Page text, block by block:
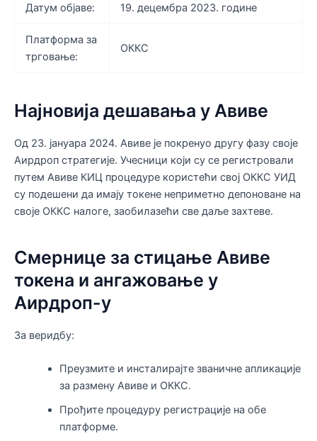
Датум објаве: 19. децембра 2023. године
Платформа за
трговање:
ОККС
Најновија дешавања у Авиве
Од 23. јануара 2024. Авиве је покренуо другу фазу своје
Аирдроп стратегије. Учесници који су се регистровали
путем Авиве КИЦ процедуре користећи свој ОККС УИД
су подешени да имају токене неприметно депоноване на
своје ОККС налоге, заобилазећи све даље захтеве.
Смернице за стицање Авиве
токена и ангажовање у
Аирдроп-у
За веридбу:
Преузмите и инсталирајте званичне апликације
за размену Авиве и ОККС.
Прођите процедуру регистрације на обе
платформе.